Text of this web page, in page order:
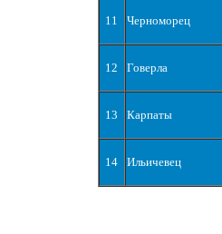
11 Черноморец
12 Говерла
13 Карпаты
14 Ильичевец